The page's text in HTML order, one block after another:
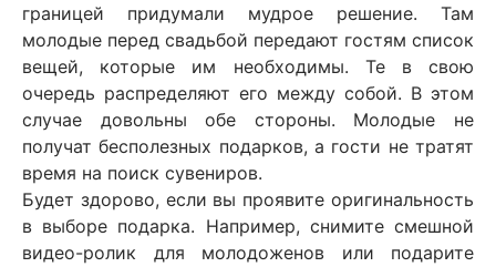
границей придумали мудрое решение. Там
молодые перед свадьбой передают гостям список
вещей, которые им необходимы. Те в свою
очередь распределяют его между собой. В этом
случае довольны обе стороны. Молодые не
получат бесполезных подарков, а гости не тратят
время на поиск сувениров.
Будет здорово, если вы проявите оригинальность
в выборе подарка. Например, снимите смешной
видео-ролик для молодоженов или подарите